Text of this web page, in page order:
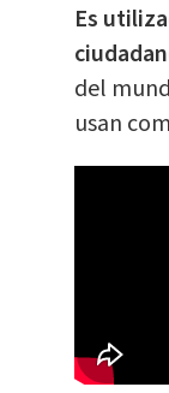
Es
del
usan